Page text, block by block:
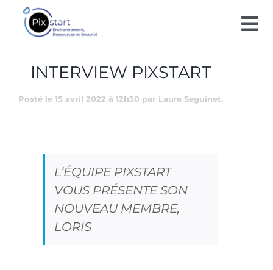
Passer
SOLUTIONS
DE LA SCIENCE À L’ART
INTERVIEW PIXSTART
Posté le 15 avril 2022 à 12h30 par Laura Seguinet.
L’ÉQUIPE PIXSTART
VOUS PRÉSENTE SON
NOUVEAU MEMBRE,
LORIS